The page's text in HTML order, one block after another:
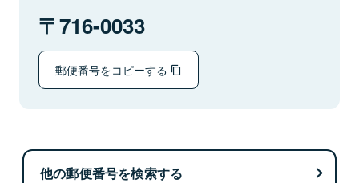
716-0033
郵便番号をコピーする
他の郵便番号を検索する